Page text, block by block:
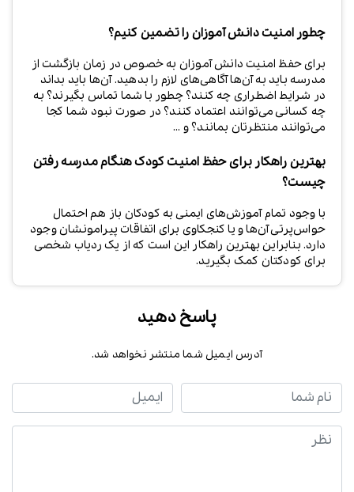
چطور امنیت دانش آموزان را تضمین کنیم؟
برای حفظ امنیت دانش آموزان به خصوص در زمان بازگشت از
مدرسه باید به آن‌ها آگاهی‌های لازم را بدهید. آن‌ها باید بداند
در شرایط اضطراری چه کنند؟ چطور با شما تماس بگیرند؟ به
چه کسانی می‌توانند اعتماد کنند؟ در صورت نبود شما کجا
می‌توانند منتظرتان بمانند؟ و ...
بهترین راهکار برای حفظ امنیت کودک هنگام مدرسه رفتن
چیست؟
با وجود تمام آموزش‌های ایمنی به کودکان باز هم احتمال
حواس‌پرتی آن‌ها و یا کنجکاوی برای اتفاقات پیرامونشان وجود
دارد. بنابراین بهترین راهکار این است که از یک ردیاب شخصی
برای کودکتان کمک بگیرید.
پاسخ دهید
آدرس ایمیل شما منتشر نخواهد شد.
نام شما ایمیل
نظر